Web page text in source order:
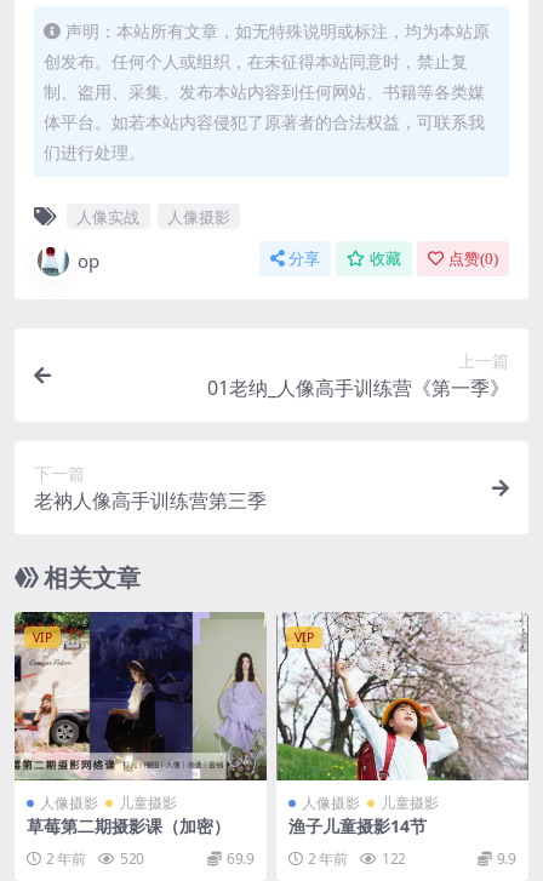
声明：本站所有文章，如无特殊说明或标注，均为本站原
创发布。任何个人或组织，在未征得本站同意时，禁止复
制、盗用、采集、发布本站内容到任何网站、书籍等各类媒
体平台。如若本站内容侵犯了原著者的合法权益，可联系我
们进行处理。
人像实战 人像摄影
op 分享 收藏 点赞(0)
上一篇
01老纳_人像高手训练营《第一季》
下一篇
老衲人像高手训练营第三季
相关文章
VIP
人像摄影 儿童摄影
草莓第二期摄影课（加密）
2 年前 520 69.9
VIP
人像摄影 儿童摄影
渔子儿童摄影14节
2 年前 122 9.9